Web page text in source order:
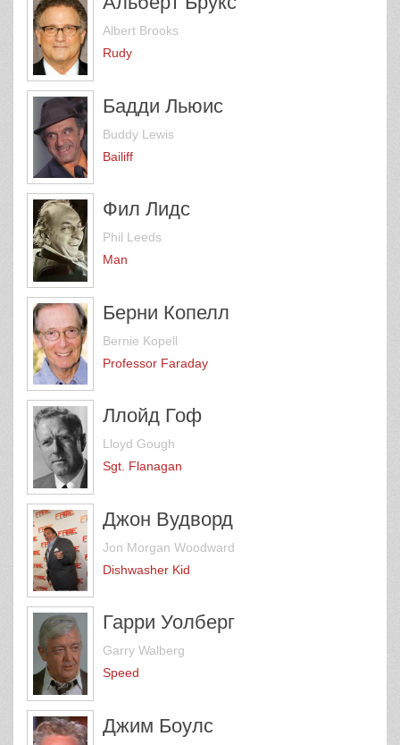
Albert Brooks
Rudy
Бадди Льюис
Buddy Lewis
Bailiff
Фил Лидс
Phil Leeds
Man
Берни Копелл
Bernie Kopell
Professor Faraday
Ллойд Гоф
Lloyd Gough
Sgt. Flanagan
Джон Вудворд
Jon Morgan Woodward
Dishwasher Kid
Гарри Уолберг
Garry Walberg
Speed
Джим Боулс